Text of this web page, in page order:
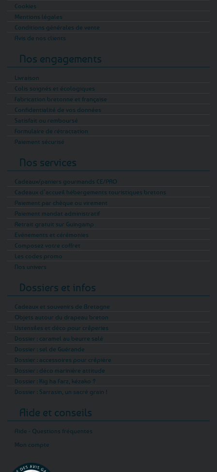
Cookies
Mentions légales
Conditions générales de vente
Avis de nos clients
Nos engagements
Livraison
Colis soignés et écologiques
Fabrication bretonne et française
Confidentialité de vos données
Satisfait ou remboursé
Formulaire de rétractation
Paiement sécurisé
Nos services
Cadeaux/paniers gourmands CE/PRO
Cadeaux d’accueil hébergements touristiques bretons
Paiement par chèque ou virement
Paiement mandat administratif
Retrait gratuit sur Guingamp
Evénements et cérémonies
Composez votre coffret
Les codes promo
Nos univers
Dossiers et infos
Cadeaux et souvenirs de Bretagne
Objets autour du drapeau breton
Ustensiles et déco pour crêperies
Dossier : caramel au beurre salé
Dossier : sel de Guérande
Dossier : accessoires pour crêpière
Dossier : déco marinière attitude
Dossier : Kig ha Farz, kézako ?
Dossier : Sarrasin, un sacré grain !
Aide et conseils
Aide - Questions fréquentes
Mon compte